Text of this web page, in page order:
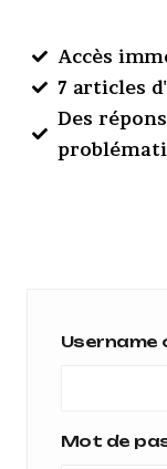
Accès
7 articles
Des
Username
Mot de